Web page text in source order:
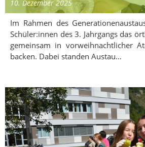
10. Dezember 2025
Im Rahmen des
Schüler:innen des 3. Jahrgangs das
gemeinsam in vorweihnachtlicher
backen. Dabei standen Austau…